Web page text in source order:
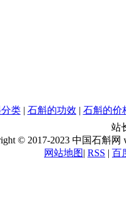
类| 石斛的功效 | 石斛的价
站
© 2017-2023 中国石斛网
网站地图| RSS | 百